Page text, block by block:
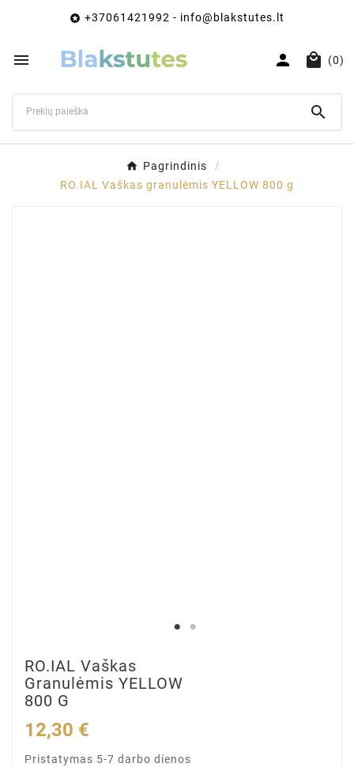
 +37061421992 - info@blakstutes.lt
   (0)

Pagrindinis
RO.IAL Vaškas granulėmis YELLOW 800 g
RO.IAL Vaškas
Granulėmis YELLOW
800 G
12,30 €
Pristatymas 5-7 darbo dienos